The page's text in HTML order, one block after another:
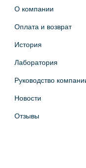
О компании
Оплата и возврат
История
Лаборатория
Руководство
Новости
Отзывы